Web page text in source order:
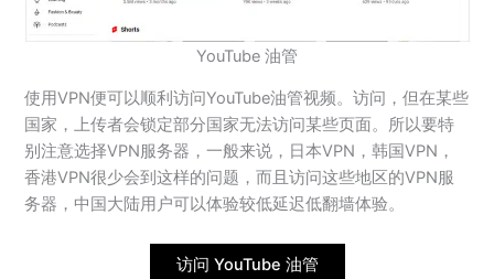
YouTube 油管
使用VPN便可以顺利访问YouTube油管视频。访问，但在某些
国家，上传者会锁定部分国家无法访问某些页面。所以要特
别注意选择VPN服务器，一般来说，日本VPN，韩国VPN，
香港VPN很少会到这样的问题，而且访问这些地区的VPN服
务器，中国大陆用户可以体验较低延迟低翻墙体验。
访问 YouTube 油管